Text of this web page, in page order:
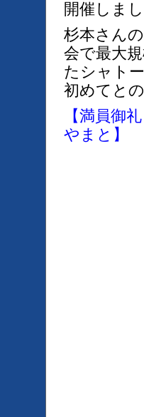
開催しまし
杉本さん
会で最大
たシャト
初めてと
【満員御
やまと】